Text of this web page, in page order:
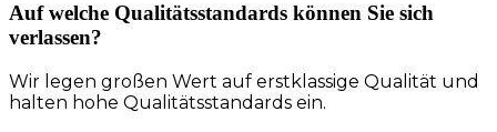
Auf welche Qualitätsstandards können Sie sich
verlassen?
Wir legen großen Wert auf erstklassige Qualität und
halten hohe Qualitätsstandards ein.